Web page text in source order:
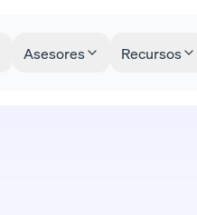
Asesores Recursos